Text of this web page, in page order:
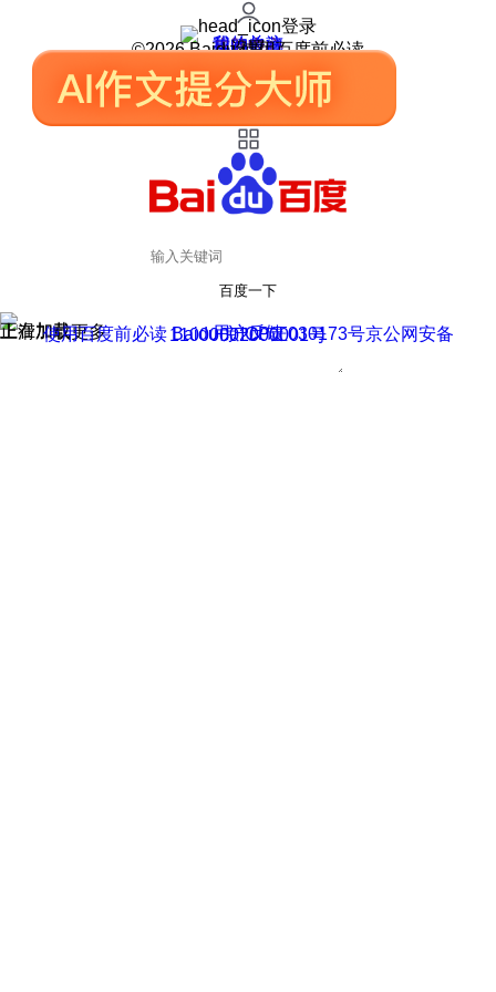
登录
我的关注
我的收藏
皮肤中心
用户反馈
设置
©2026 Baidu 使用百度前必读
百度一下
正在加载
上滑加载更多 用户反馈
使用百度前必读 Baidu 京ICP证030173号
京公网安备11000002000001号